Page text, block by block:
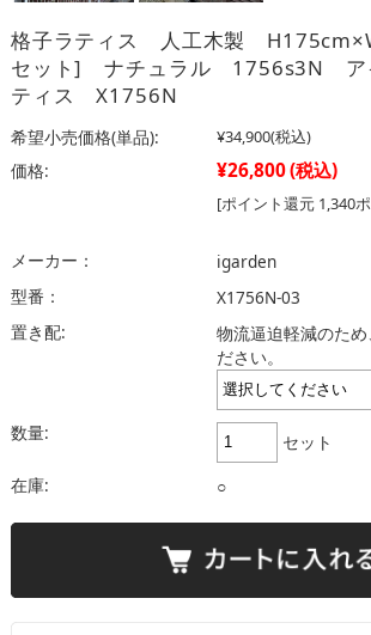
格子ラティス 人工木製
セット] ナチュラル 1756s3N ア
ティス X1756N
希望小売価格(単品): ¥34,900(税込)
価格: ¥26,800(税込)
[ポイント還元 1,340
メーカー：
igarden
型番：
X1756N-03
置き配:
物流逼迫軽減のた
ださい。
数量:
セット
在庫:
○